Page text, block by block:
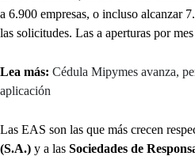
a 6.900 empresas, o incluso alcanzar
las solicitudes. Las a aperturas por
Lea más: Cédula Mipymes avanza,
aplicación
Las EAS son las que más crecen
(S.A.) y a las Sociedades de